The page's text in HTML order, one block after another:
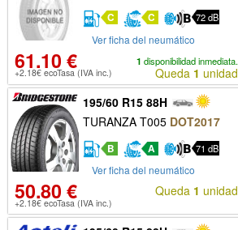
C C 72 dB
Ver ficha del neumático
61.10 €
+2.18€ ecoTasa (IVA inc.)
1 disponibilidad inmediata.
Queda 1 unidad
195/60 R15 88H
TURANZA T005 DOT2017
B A 71 dB
Ver ficha del neumático
50.80 €
+2.18€ ecoTasa (IVA inc.)
Queda 1 unidad